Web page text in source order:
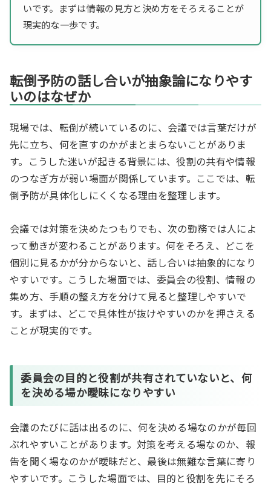
いです。まずは情報の見方と決め方をそろえることが
現実的な一歩です。
転倒予防の話し合いが抽象論になりやす
いのはなぜか
現場では、転倒が続いているのに、会議では言葉だけが
先に立ち、何を直すのかがまとまらないことがありま
す。こうした迷いが起きる背景には、役割の共有や情報
のつなぎ方が弱い場面が関係しています。ここでは、転
倒予防が具体化しにくくなる理由を整理します。
会議では対策を決めたつもりでも、次の勤務では人によ
って動きが変わることがあります。何をそろえ、どこを
個別に見るかが分からないと、話し合いは抽象的になり
やすいです。こうした場面では、委員会の役割、情報の
集め方、手順の整え方を分けて見ると整理しやすいで
す。まずは、どこで具体性が抜けやすいのかを押さえる
ことが現実的です。
委員会の目的と役割が共有されていないと、何
を決める場か曖昧になりやすい
会議のたびに話は出るのに、何を決める場なのかが毎回
ぶれやすいことがあります。対策を考える場なのか、報
告を聞く場なのかが曖昧だと、最後は無難な言葉に寄り
やすいです。こうした場面では、目的と役割を先にそろ